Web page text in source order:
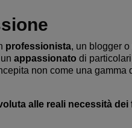
professionista, un blogger
appassionato di
non come una gamma
alle reali necessità